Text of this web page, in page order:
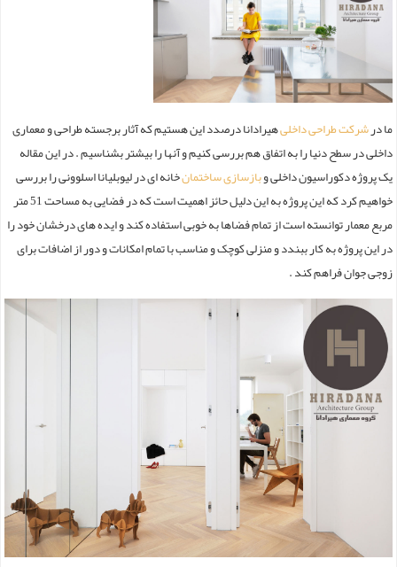
ما درشرکت طراحی داخلیهیرادانا درصدد این هستیم که آثار برجسته طراحی و معماری
داخلی در سطح دنیا را به اتفاق هم بررسی کنیم و آنها را بیشتر بشناسیم . در این مقاله
یک پروژه دکوراسیون داخلی وبازسازی ساختمانخانه ای در لیوبلیانا اسلوونی را بررسی
خواهیم کرد که این پروژه به این دلیل حائز اهمیت است که در فضایی به مساحت 51 متر
مربع معمار توانسته است از تمام فضاها به خوبی استفاده کند و ایده های درخشان خود را
در این پروژه به کار ببندد و منزلی کوچک و مناسب با تمام امکانات و دور از اضافات برای
زوجی جوان فراهم کند .